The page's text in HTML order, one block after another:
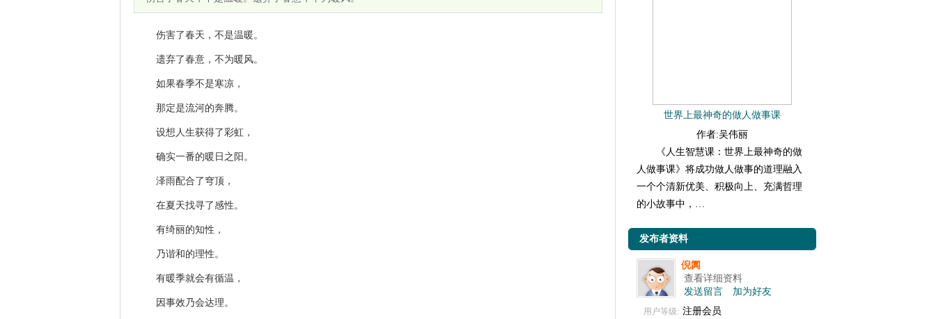
伤害了春天，不是温暖。
遗弃了春意，不为暖风。
如果春季不是寒凉，
那定是流河的奔腾。
设想人生获得了彩虹，
确实一番的暖日之阳。
泽雨配合了穹顶，
在夏天找寻了感性。
有绮丽的知性，
乃谐和的理性。
有暖季就会有循温，
因事效乃会达理。
世界上最神奇的做人做事课
作者:吴伟丽
《人生智慧课：世界上最神奇的做
人做事课》将成功做人做事的道理融入
一个个清新优美、积极向上、充满哲理
的小故事中，…
发布者资料
倪阗
查看详细资料
发送留言
加为好友
用户等级: 注册会员